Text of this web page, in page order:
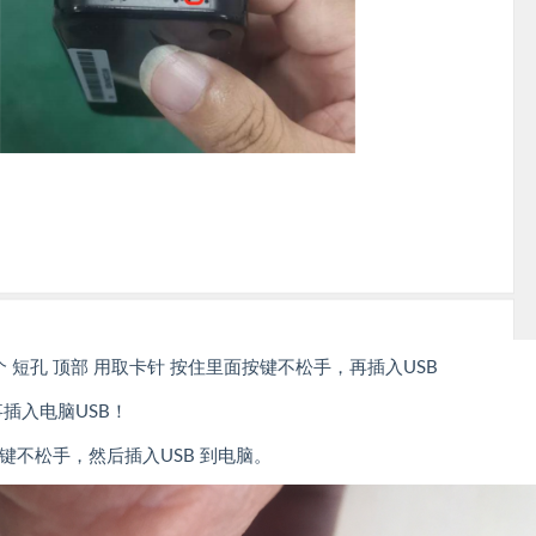
孔 顶部 用取卡针 按住里面按键不松手，再插入USB
入电脑USB！
松手，然后插入USB 到电脑。